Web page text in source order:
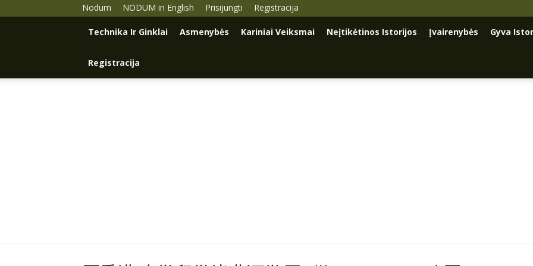
Nodum NODUM in English Prisijungti Registracija
Technika Ir Ginklai Asmenybės Kariniai Veiksmai Neįtikėtinos Istorijos Įvairenybės Gyva
Registracija